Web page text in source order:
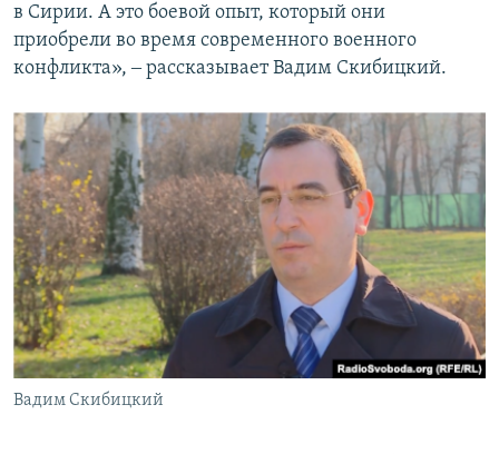
в Сирии. А это боевой опыт, который они
приобрели во время современного военного
конфликта», ‒ рассказывает Вадим Скибицкий.
Вадим Скибицкий